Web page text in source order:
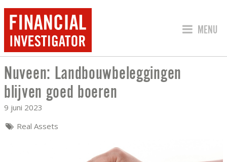
SPRING
MENU
NUVEEN: LANDBOUWBELEGGINGEN
Nuveen: Landbouwbeleggingen
blijven goed boeren
9 juni 2023
Real Assets